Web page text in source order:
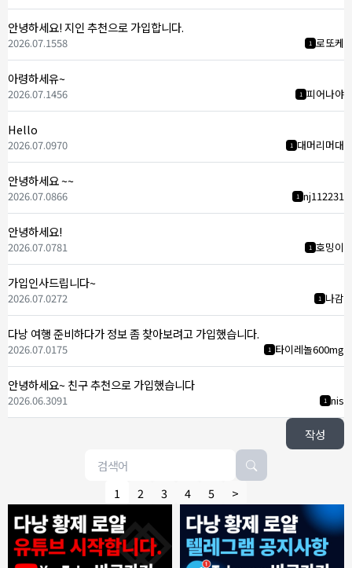
안녕하세요! 지인 추천으로 가입합니다.
1 로또케
2026.07.1558
아령하세유~
1 피어나야
2026.07.1456
Hello
1 대머리머대
2026.07.0970
안녕하세요 ~~
1 nj112231
2026.07.0866
안녕하세요!
1 호밍이
2026.07.0781
가입인사드립니다~
1 나감
2026.07.0272
다낭 여행 준비하다가 정보 좀 찾아보려고 가입했습니다.
1 타이레놀600mg
2026.07.0175
안녕하세요~ 친구 추천으로 가입했습니다
1 nis
2026.06.3091
작성
1 2 3 4 5 >